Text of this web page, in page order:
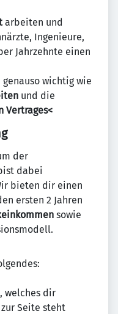
arbeiten und
Ingenieure,
Jahrzehnte einen
wichtig wie
und die
Vertrages<
der
dabei
bieten dir einen
ersten 2 Jahren
sowie
welches dir
Seite steht